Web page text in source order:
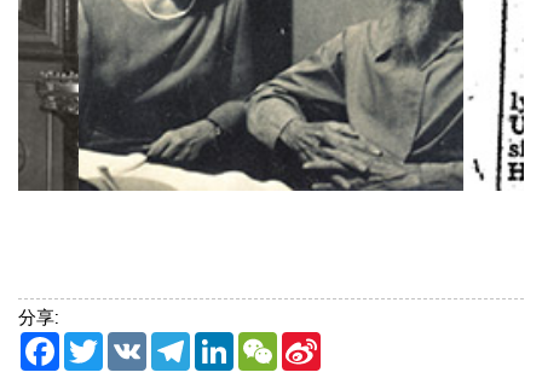
分享:
Facebook
TwitterVK TelegramLinkedInWeChat